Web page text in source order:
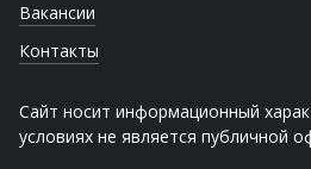
Вакансии
Контакты
Сайт носит информационный
условиях не является публичной